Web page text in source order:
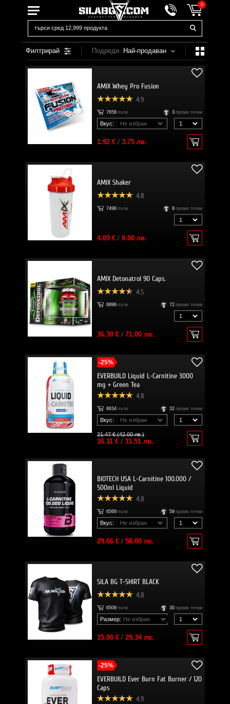
0
Филтрирай Подреди: Най-продаван
AMIX Whey Pro Fusion
4.9
7658 пъти 3 промо точки
Вкус:
1.92 €/ 3.75 лв.
AMIX Shaker
4.8
7496 пъти 8 промо точки
4.09 €/ 8.00 лв.
AMIX Detonatrol 90 Caps.
4.5
6896 пъти 72 промо точки
36.30 €/ 71.00 лв.
-25%
EVERBUILD Liquid L-Carnitine 3000
mg + Green Tea
4.8
6634 пъти 32 промо точки
Вкус:
21.47 € (42.00 лв.)
16.11 €/ 31.51 лв.
BIOTECH USA L-Carnitine 100.000 /
500ml Liquid
4.8
6569 пъти 59 промо точки
Вкус:
29.66 €/ 58.00 лв.
SILA BG T-SHIRT BLACK
4.8
6509 пъти 30 промо точки
Размер:
15.00 €/ 29.34 лв.
-25%
EVERBUILD Ever Burn Fat Burner / 120
Caps
4.9